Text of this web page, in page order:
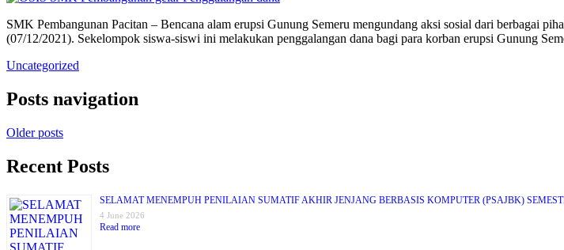
SMK Pembangunan Pacitan – Bencana alam erupsi Gunung Semeru mengundang aksi sosial dari berbagai
(07/12/2021). Sekelompok siswa-siswi ini melakukan penggalangan dana bagi para korban erupsi Gunung
Uncategorized
Posts navigation
Older posts
Recent Posts
SELAMAT MENEMPUH PENILAIAN SUMATIF AKHIR JENJANG BERBASIS KOMPUTER (PSAJBK)
4 June 2026
Read more